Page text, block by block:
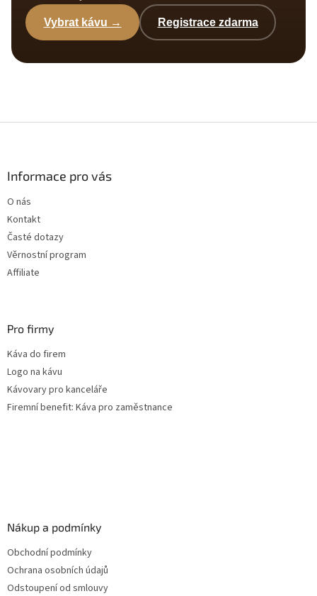
Vybrat kávu → Registrace zdarma
Informace pro vás
O nás
Kontakt
Časté dotazy
Věrnostní program
Affiliate
Pro firmy
Káva do firem
Logo na kávu
Kávovary pro kanceláře
Firemní benefit: Káva pro zaměstnance
Nákup a podmínky
Obchodní podmínky
Ochrana osobních údajů
Odstoupení od smlouvy